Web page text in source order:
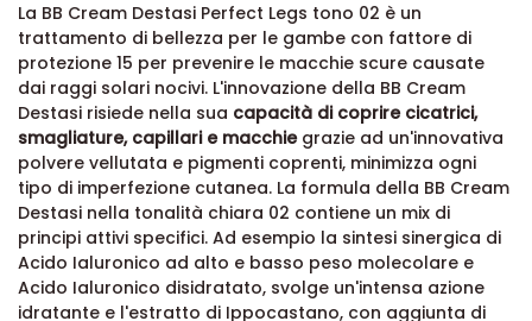
La BB Cream Destasi Perfect Legs tono 02 è un
trattamento di bellezza per le gambe con fattore di
protezione 15 per prevenire le macchie scure causate
dai raggi solari nocivi. L'innovazione della BB Cream
Destasi risiede nella sua capacità di coprire cicatrici,
smagliature, capillari e macchiegrazie ad un'innovativa
polvere vellutata e pigmenti coprenti, minimizza ogni
tipo di imperfezione cutanea. La formula della BB Cream
Destasi nella tonalità chiara 02 contiene un mix di
principi attivi specifici. Ad esempio la sintesi sinergica di
Acido Ialuronico ad alto e basso peso molecolare e
Acido Ialuronico disidratato, svolge un'intensa azione
idratante e l'estratto di Ippocastano, con aggiunta di